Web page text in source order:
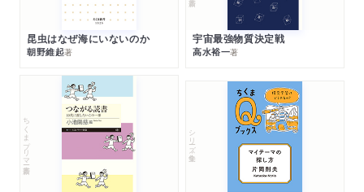
昆虫はなぜ海にいないのか
朝野維起著
宇宙最強物質決定戦
高水裕一著
ちくまプリマー新書 シリーズ・全集